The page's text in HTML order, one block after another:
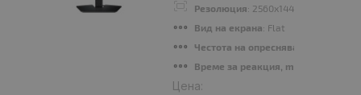
Резолюция: 2560x1440
Вид на екрана: Flat
Честота на опресняване, Hz
Време за реакция, ms
Цена: